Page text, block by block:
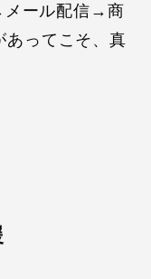
ール配信→商
あってこそ、真